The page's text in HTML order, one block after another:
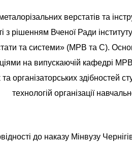
верстатів та
з рішенням Вченої Ради
та системи» (МРВ та С).
на випускаючій кафедрі
організаторських здібностей
технологій організації
до наказу Мінвузу